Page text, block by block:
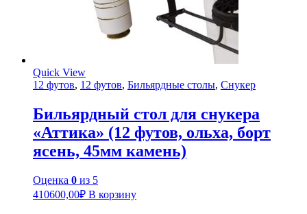
Quick View
12 футов, 12 футов, Бильярдные столы, Снукер
Бильярдный стол для снукера
«Аттика» (12 футов, ольха, борт
ясень, 45мм камень)
Оценка 0 из 5
410600,00₽ В корзину